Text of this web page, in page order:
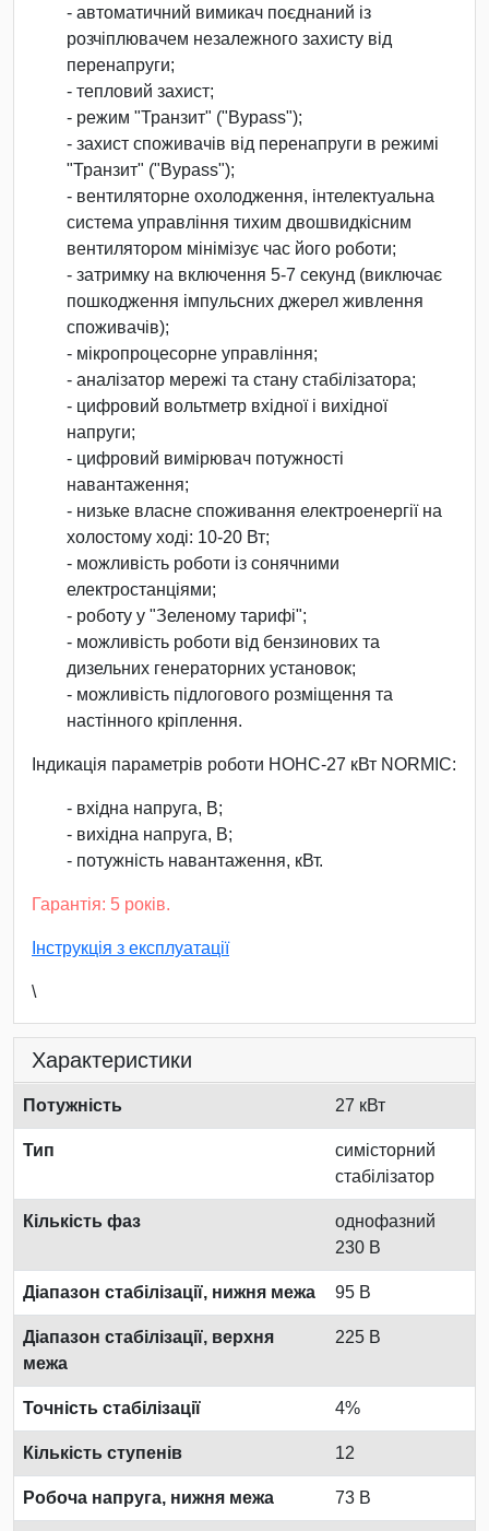
- автоматичний вимикач поєднаний із
розчіплювачем незалежного захисту від
перенапруги;
- тепловий захист;
- режим "Транзит" ("Bypass");
- захист споживачів від перенапруги в режимі
"Транзит" ("Bypass");
- вентиляторне охолодження, інтелектуальна
система управління тихим двошвидкісним
вентилятором мінімізує час його роботи;
- затримку на включення 5-7 секунд (виключає
пошкодження імпульсних джерел живлення
споживачів);
- мікропроцесорне управління;
- аналізатор мережі та стану стабілізатора;
- цифровий вольтметр вхідної і вихідної
напруги;
- цифровий вимірювач потужності
навантаження;
- низьке власне споживання електроенергії на
холостому ході: 10-20 Вт;
- можливість роботи із сонячними
електростанціями;
- роботу у "Зеленому тарифі";
- можливість роботи від бензинових та
дизельних генераторних установок;
- можливість підлогового розміщення та
настінного кріплення.
Індикація параметрів роботи НОНС-27 кВт NORMIC:
- вхідна напруга, В;
- вихідна напруга, В;
- потужність навантаження, кВт.
Гарантія: 5 років.
Інструкція з експлуатації
\
Характеристики
Потужність 27 кВт
Тип
симісторний
стабілізатор
Кількість фаз
однофазний
230 В
Діапазон стабілізації, нижня межа 95 В
Діапазон стабілізації, верхня
межа
225 В
Точність стабілізації 4%
Кількість ступенів 12
Робоча напруга, нижня межа 73 В